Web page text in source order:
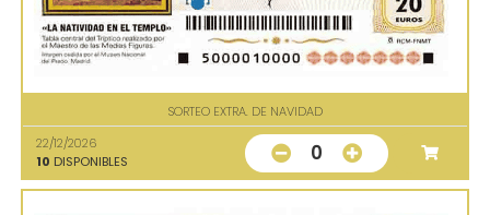
SORTEO EXTRA. DE NAVIDAD
22/12/2026
10 DISPONIBLES 0